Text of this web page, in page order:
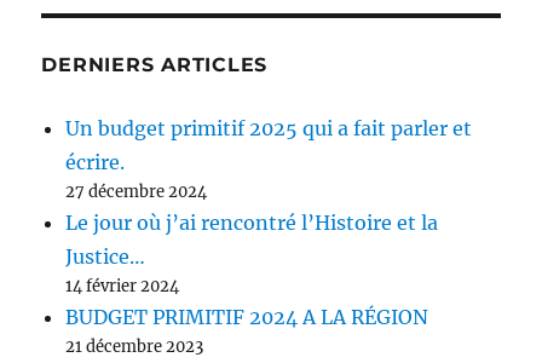
DERNIERS ARTICLES
Un budget primitif 2025 qui a fait parler et
écrire.
27 décembre 2024
Le jour où j’ai rencontré l’Histoire et la
Justice…
14 février 2024
BUDGET PRIMITIF 2024 A LA RÉGION
21 décembre 2023